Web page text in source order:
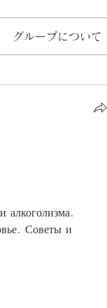
グループについて
Советы и